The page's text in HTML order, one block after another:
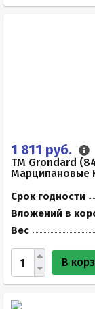
1 811 руб.
TM Grondard
Марципановые
Срок годности
Вложений в
Вес
В